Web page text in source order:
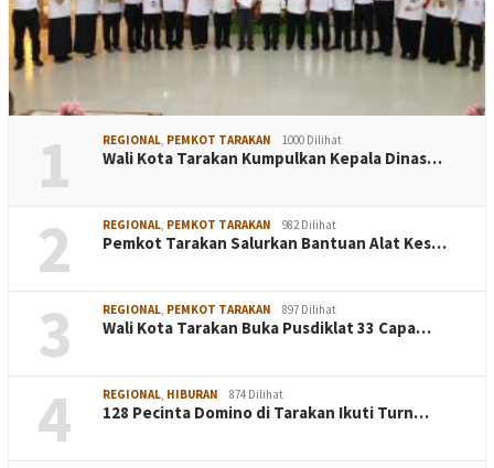
1 REGIONAL PEMKOT TARAKAN 1000 Dilihat
Wali Kota Tarakan Kumpulkan Kepala Dinas…
2 REGIONAL PEMKOT TARAKAN 982 Dilihat
Pemkot Tarakan Salurkan Bantuan Alat Kes…
3 REGIONAL PEMKOT TARAKAN 897 Dilihat
Wali Kota Tarakan Buka Pusdiklat 33 Capa…
4 REGIONAL HIBURAN 874 Dilihat
128 Pecinta Domino di Tarakan Ikuti Turn…